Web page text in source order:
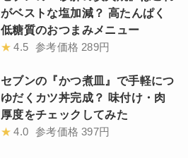
がベストな塩加減？ 高たんぱく
低糖質のおつまみメニュー
★ 4.5 参考価格 289円
セブンの『かつ煮皿』で手軽につ
ゆだくカツ丼完成？ 味付け・肉
厚度をチェックしてみた
★ 4.0 参考価格 397円